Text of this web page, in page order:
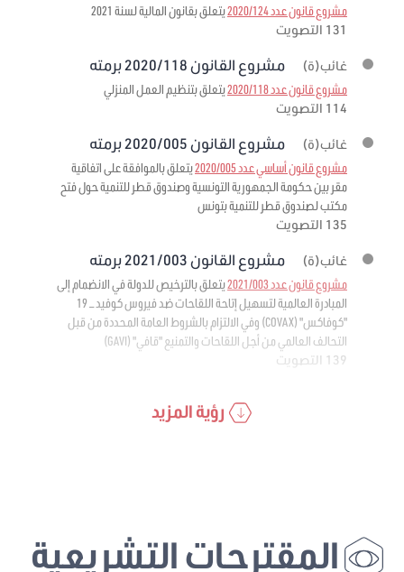
مشروع قانون عدد 2020/124
يتعلق بقانون المالية لسنة 2021
131 التصويت
غائب(ة) مشروع القانون 2020/118 برمته
مشروع قانون عدد 2020/118
يتعلق بتنظيم العمل المنزلي
114 التصويت
غائب(ة) مشروع القانون 2020/005 برمته
مشروع قانون أساسي عدد 2020/005
يتعلق بالموافقة على اتفاقية
مقر بين حكومة الجمهورية التونسية وصندوق قطر للتنمية حول فتح
مكتب لصندوق قطر للتنمية بتونس
135 التصويت
غائب(ة) مشروع القانون 2021/003 برمته
مشروع قانون عدد 2021/003
يتعلق بالترخيص للدولة في الانضمام إلى
المبادرة العالمية لتسهيل إتاحة اللقاحات ضد فيروس كوفيد – 19
"كوفاكس" (COVAX) وفي الالتزام بالشروط العامة المحددة من قبل
التحالف العالمي من أجل اللقاحات والتمنيع "قافي" (GAVI)
139 التصويت
رؤية المزيد
المقترحات التشريعية